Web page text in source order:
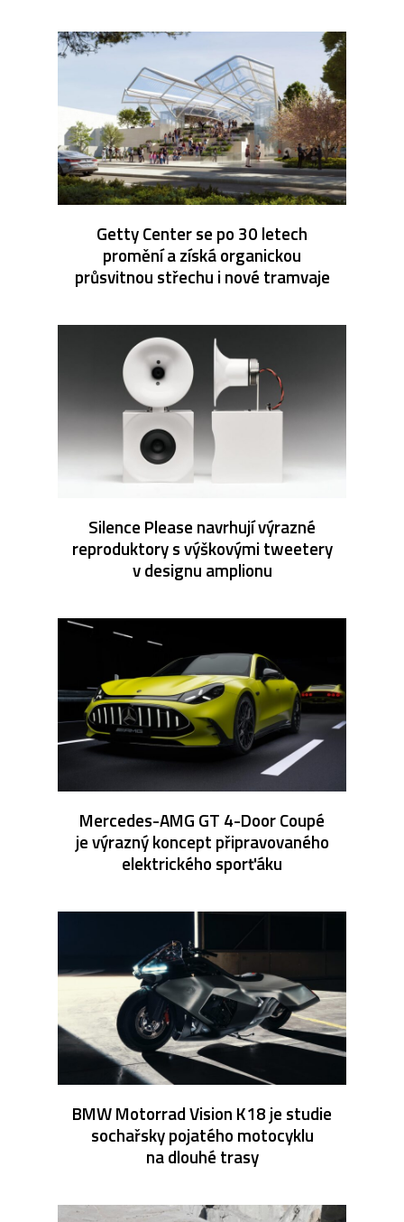
Getty Center se po 30 letech
promění a získá organickou
průsvitnou střechu i nové tramvaje
Silence Please navrhují výrazné
reproduktory s výškovými tweetery
v designu amplionu
Mercedes-AMG GT 4-Door Coupé
je výrazný koncept připravovaného
elektrického sporťáku
BMW Motorrad Vision K18 je studie
sochařsky pojatého motocyklu
na dlouhé trasy